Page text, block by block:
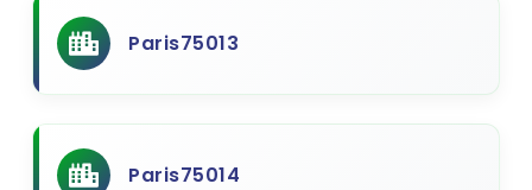
Paris75013
Paris75014